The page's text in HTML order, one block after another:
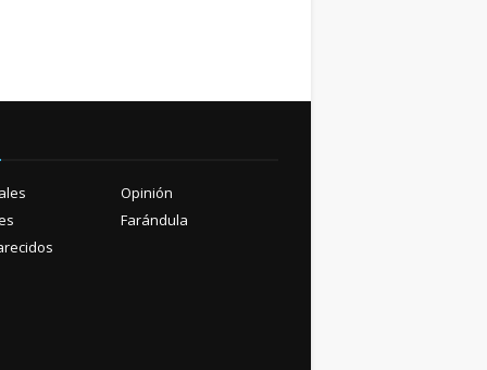
Opinión
Farándula